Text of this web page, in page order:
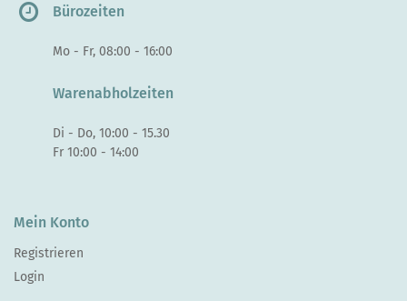
Bürozeiten
Mo - Fr, 08:00 - 16:00
Warenabholzeiten
Di - Do, 10:00 - 15.30
Fr 10:00 - 14:00
Mein Konto
Registrieren
Login